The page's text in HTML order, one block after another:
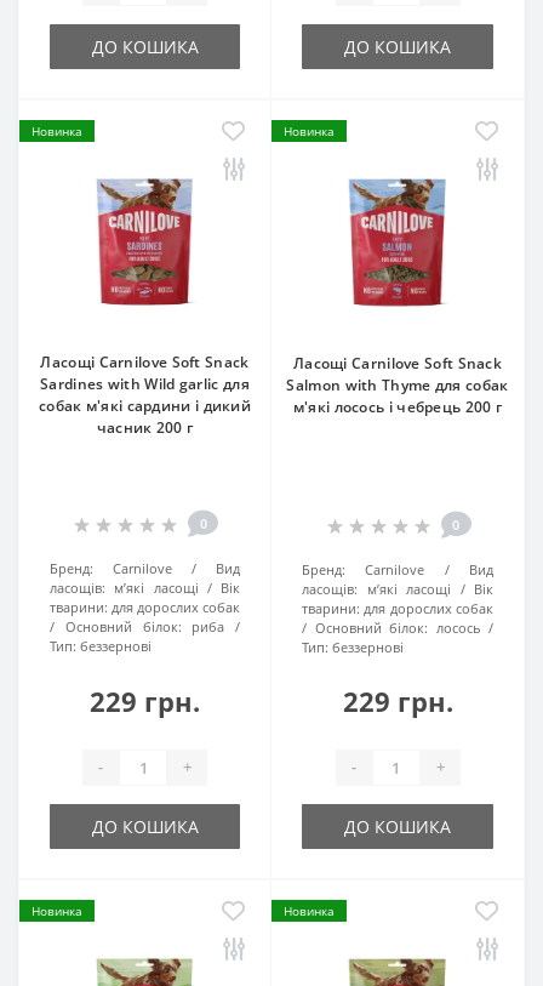
ДО КОШИКА ДО КОШИКА
Новинка
Ласощі Carnilove Soft Snack
Sardines with Wild garlic для
собак м'які сардини і дикий
часник 200 г
0
Бренд: Carnilove
Вид
ласощів: м’які ласощі
Вік
тварини: для дорослих собак
Основний білок:
риба
Тип: беззернові
229 грн.
- +
ДО КОШИКА
Новинка
Ласощі Carnilove Soft Snack
Salmon with Thyme для собак
м'які лосось і чебрець 200 г
0
Бренд: Carnilove
Вид
ласощів:
м’які ласощі
Вік
тварини: для дорослих собак
Основний білок: лосось
Тип: беззернові
229 грн.
- +
ДО КОШИКА
Новинка Новинка